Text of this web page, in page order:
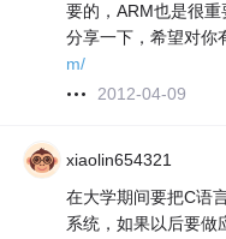
要的，ARM也是很
分享一下，希望对你
m/
2012-04-09
xiaolin654321
在大学期间要把C语
系统，如果以后要做